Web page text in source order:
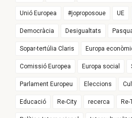
Unió Europea #joproposoue UE
Democràcia Desigualtats
Sopar-tertúlia Claris Europa
Comissió Europea Europa social
Parlament Europeu Eleccions
Educació Re-City recerca